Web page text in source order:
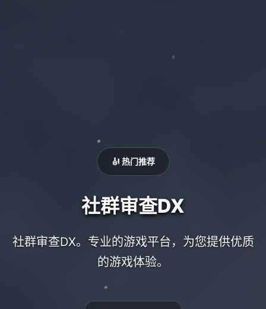
🎻 热门推荐
社群审查DX
社群审查DX。专业的游戏平台，为您提供优质
的游戏体验。